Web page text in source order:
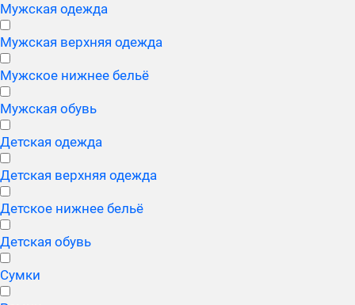
Мужская одежда
Мужская верхняя одежда
Мужское нижнее бельё
Мужская обувь
Детская одежда
Детская верхняя одежда
Детское нижнее бельё
Детская обувь
Сумки